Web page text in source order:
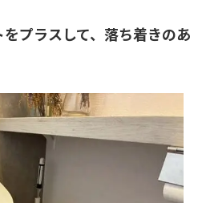
をプラスして、落ち着きのあ